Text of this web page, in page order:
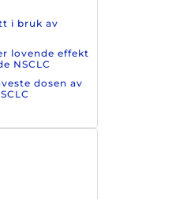
i bruk av
lovende effekt
NSCLC
dosen av